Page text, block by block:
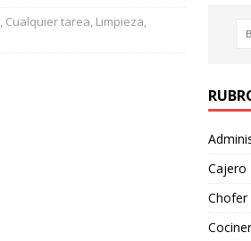
, Cualquier tarea, Limpieza,
Cajero
Chofer